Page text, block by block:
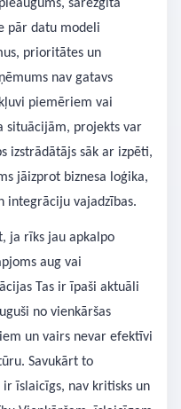
sarežģīta
pār datu modeli
prioritātes un
nav gatavs
piemēriem vai
situācijām, projekts var
izstrādātājs sāk ar izpēti,
jāizprot biznesa loģika,
integrāciju vajadzības.
ja rīks jau apkalpo
aug vai
Tas ir īpaši aktuāli
no vienkāršas
un vairs nevar efektīvi
Savukārt to
īslaicīgs, nav kritisks un